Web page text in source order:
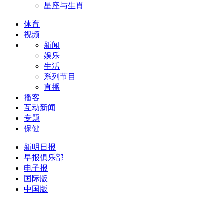
星座与生肖
体育
视频
新闻
娱乐
生活
系列节目
直播
播客
互动新闻
专题
保健
新明日报
早报俱乐部
电子报
国际版
中国版